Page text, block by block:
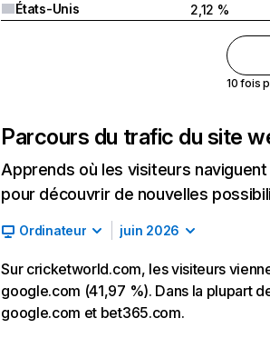
États-Unis
2,12 %
10 fois
Parcours du trafic du site
Apprends où les visiteurs
pour découvrir de nouvelles
Ordinateur juin 2026
Sur cricketworld.com, les visiteurs
google.com (41,97 %). Dans la plupart
google.com et bet365.com.